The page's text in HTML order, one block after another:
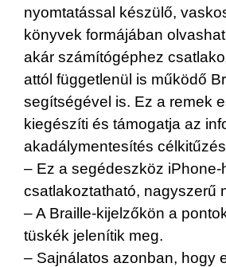
nyomtatással készülő,
könyvek formájában
akár számítógéphez
attól függetlenül is működő
segítségével is. Ez a remek
kiegészíti és támogatja az
akadálymentesítés
– Ez a segédeszköz iPhone-
csatlakoztatható, nagyszerű
– A Braille-kijelzőkön a
tüskék jelenítik meg.
– Sajnálatos azonban, hogy